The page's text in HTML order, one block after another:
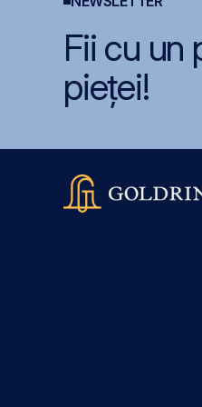
Fii cu un
pieței!